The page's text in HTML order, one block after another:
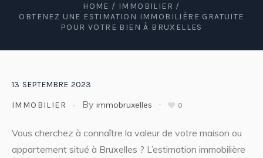
HOME / IMMOBILIER /
OBTENEZ UNE ESTIMATION IMMOBILIÈRE GRATUITE
POUR VOTRE BIEN À BRUXELLES
13 SEPTEMBRE 2023
IMMOBILIER By immobruxelles 0
Vous cherchez à connaître la valeur de votre maison ou
appartement situé à Bruxelles ? L’estimation immobilière